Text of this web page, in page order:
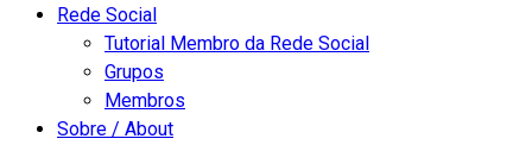
Rede Social
Tutorial Membro da Rede Social
Grupos
Membros
Sobre / About